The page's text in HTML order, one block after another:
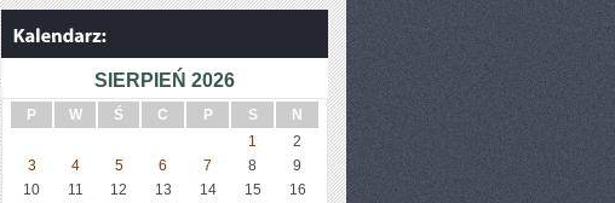
SIERPIEŃ 2026
P W Ś C P S
N
1
2
3
4 5 6 7 8
9
10
11 12 13 14 15
16